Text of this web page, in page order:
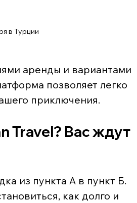
в Турции
аренды и вариантами
позволяет легко
приключения.
Travel? Вас ждут
из пункта А в пункт Б.
как долго и